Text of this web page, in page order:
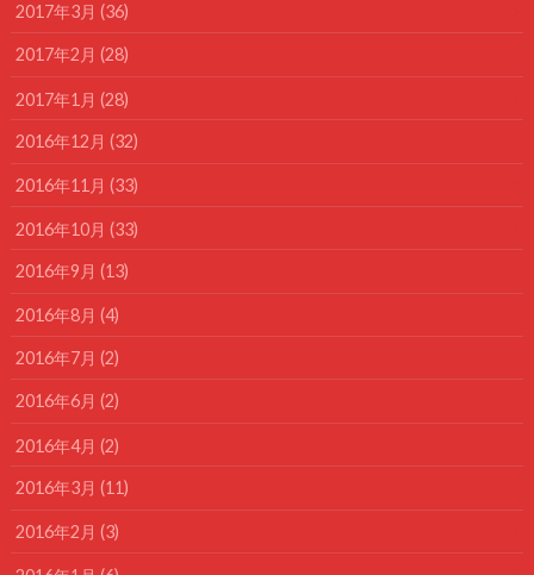
2017年3月 (36)
2017年2月 (28)
2017年1月 (28)
2016年12月 (32)
2016年11月 (33)
2016年10月 (33)
2016年9月 (13)
2016年8月 (4)
2016年7月 (2)
2016年6月 (2)
2016年4月 (2)
2016年3月 (11)
2016年2月 (3)